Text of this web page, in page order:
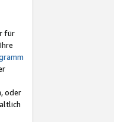
für
oder